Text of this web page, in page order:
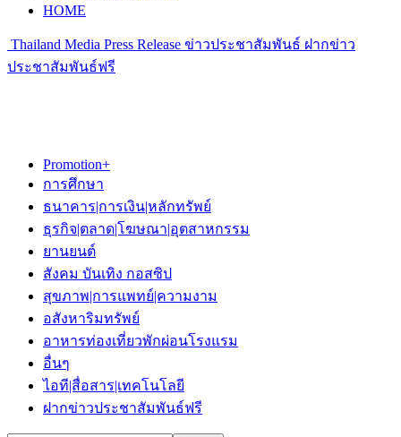
HOME
Thailand Media Press Release ข่าวประชาสัมพันธ์ ฝากข่าว
ประชาสัมพันธ์ฟรี
Promotion+
การศึกษา
ธนาคาร|การเงิน|หลักทรัพย์
ธุรกิจ|ตลาด|โฆษณา|อุตสาหกรรม
ยานยนต์
สังคม บันเทิง กอสซิป
สุขภาพ|การแพทย์|ความงาม
อสังหาริมทรัพย์
อาหารท่องเที่ยวพักผ่อนโรงแรม
อื่นๆ
ไอที|สื่อสาร|เทคโนโลยี
ฝากข่าวประชาสัมพันธ์ฟรี